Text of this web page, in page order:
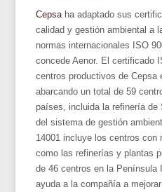
Cepsa ha adaptado sus
calidad y gestión ambiental a
normas internacionales ISO
concede Aenor. El certificado
centros productivos de Cepsa
abarcando un total de 59
países, incluida la refinería de
del sistema de gestión
14001 incluye los centros con
como las refinerías y plantas
de 46 centros en la Península
ayuda a la compañía a